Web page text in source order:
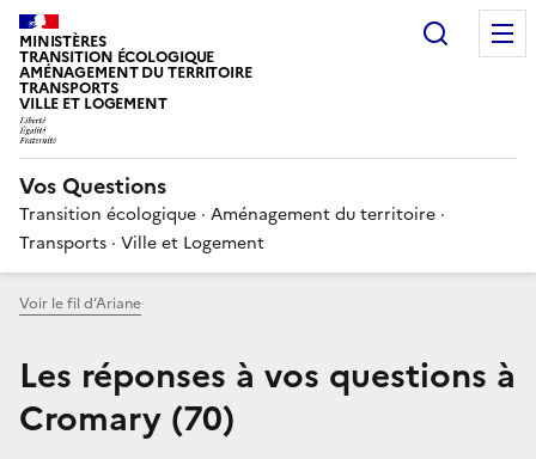
MINISTÈRES
TRANSITION ÉCOLOGIQUE
AMÉNAGEMENT DU TERRITOIRE
TRANSPORTS
VILLE ET LOGEMENT
Vos Questions
Transition écologique · Aménagement du territoire ·
Transports · Ville et Logement
Voir le fil d’Ariane
Les réponses à vos questions à
Cromary (70)